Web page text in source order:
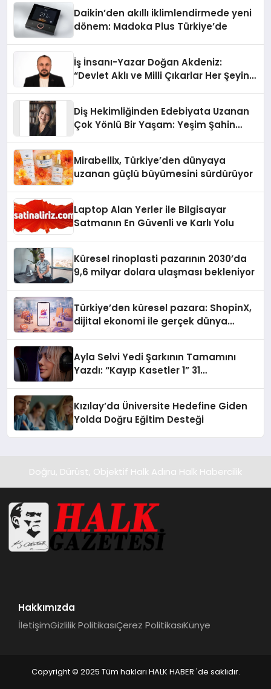
Daikin’den akıllı iklimlendirmede yeni
dönem: Madoka Plus Türkiye’de
İş İnsanı-Yazar Doğan Akdeniz:
“Devlet Aklı ve Milli Çıkarlar Her Şeyin
Diş Hekimliğinden Edebiyata Uzanan
Çok Yönlü Bir Yaşam: Yeşim Şahin
Mirabellix, Türkiye’den dünyaya
uzanan güçlü büyümesini sürdürüyor
Laptop Alan Yerler ile Bilgisayar
Satmanın En Güvenli ve Karlı Yolu
Küresel rinoplasti pazarının 2030’da
9,6 milyar dolara ulaşması bekleniyor
Türkiye’den küresel pazara: ShopinX,
dijital ekonomi ile gerçek dünya
Ayla Selvi Yedi Şarkının Tamamını
Yazdı: “Kayıp Kasetler 1” 31
Kızılay’da Üniversite Hedefine Giden
Yolda Doğru Eğitim Desteği
Doğru, Dürüst, Objektif Halk Adına Halk Habercilik
Hakkımızda
İletişimGizlilik PolitikasıÇerez PolitikasıKünye
Copyright © 2025 Tüm hakları HALK HABER 'de saklıdır.